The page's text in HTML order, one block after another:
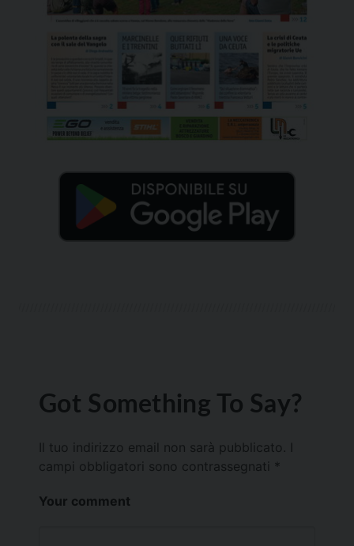
Got Something To Say?
Il tuo indirizzo email non sarà pubblicato.
campi obbligatori sono contrassegnati *
Your comment